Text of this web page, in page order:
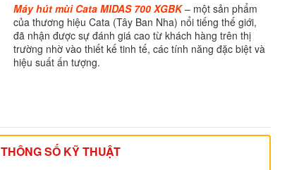
Máy hút mùi Cata MIDAS 700 XGBK– một sản phẩm
của thương hiệu Cata (Tây Ban Nha) nổi tiếng thế giới,
đã nhận được sự đánh giá cao từ khách hàng trên thị
trường nhờ vào thiết kế tinh tế, các tính năng đặc biệt và
hiệu suất ấn tượng.
THÔNG SỐ KỸ THUẬT